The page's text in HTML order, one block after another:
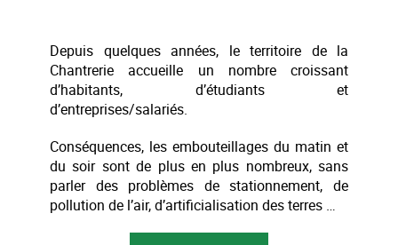
Depuis quelques années, le territoire de la
Chantrerie accueille un nombre croissant
d’habitants, d’étudiants et
d’entreprises/salariés.
Conséquences, les embouteillages du matin et
du soir sont de plus en plus nombreux, sans
parler des problèmes de stationnement, de
pollution de l’air, d’artificialisation des terres …